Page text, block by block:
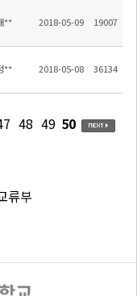
어 원어민 교사 채용 공고)
** 2018-05-09 19007
식** 2018-05-08 36134
48 49 50
류부